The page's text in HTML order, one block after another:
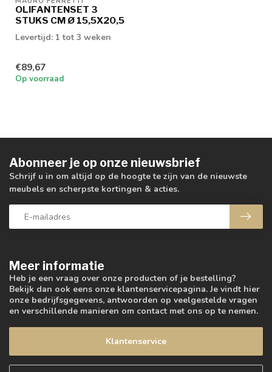
OLIFANTENSET 3
STUKS CM Ø 15,5X20,5
Levertijd: 1 tot 3 weken
€89,67
Op voorraad
Meer informatie
Heb je een vraag over onze producten of je bestelling?
Bekijk dan ook eens onze klantenservicepagina. Je vindt hier
onze bedrijfsgegevens, antwoorden op veelgestelde vragen
en verschillende manieren om contact met ons op te nemen.
Klantenservice
Abonneer je op onze nieuwsbrief
Schrijf u in om altijd op de hoogte te zijn van de nieuwste
meubels en scherpste kortingen & acties.